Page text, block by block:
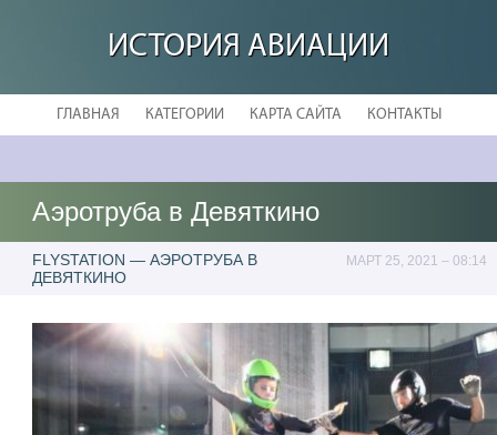
ИСТОРИЯ АВИАЦИИ
ГЛАВНАЯ КАТЕГОРИИ КАРТА САЙТА КОНТАКТЫ
Аэротруба в Девяткино
FLYSTATION — АЭРОТРУБА В
ДЕВЯТКИНО
МАРТ 25, 2021 – 08:14